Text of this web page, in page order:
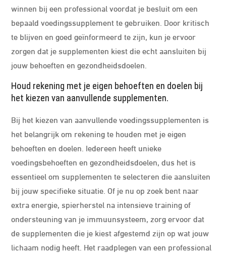
winnen bij een professional voordat je besluit om een
bepaald voedingssupplement te gebruiken. Door kritisch
te blijven en goed geïnformeerd te zijn, kun je ervoor
zorgen dat je supplementen kiest die echt aansluiten bij
jouw behoeften en gezondheidsdoelen.
Houd rekening met je eigen behoeften en doelen bij
het kiezen van aanvullende supplementen.
Bij het kiezen van aanvullende voedingssupplementen is
het belangrijk om rekening te houden met je eigen
behoeften en doelen. Iedereen heeft unieke
voedingsbehoeften en gezondheidsdoelen, dus het is
essentieel om supplementen te selecteren die aansluiten
bij jouw specifieke situatie. Of je nu op zoek bent naar
extra energie, spierherstel na intensieve training of
ondersteuning van je immuunsysteem, zorg ervoor dat
de supplementen die je kiest afgestemd zijn op wat jouw
lichaam nodig heeft. Het raadplegen van een professional